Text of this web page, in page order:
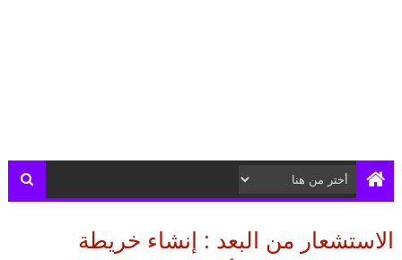
الاستشعار من البعد : إنشاء خريطة